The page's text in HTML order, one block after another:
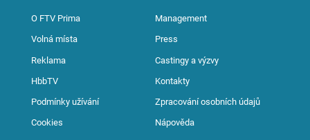
O FTV Prima Management
Volná místa Press
Reklama Castingy a výzvy
HbbTV Kontakty
Podmínky užívání Zpracování osobních údajů
Cookies Nápověda